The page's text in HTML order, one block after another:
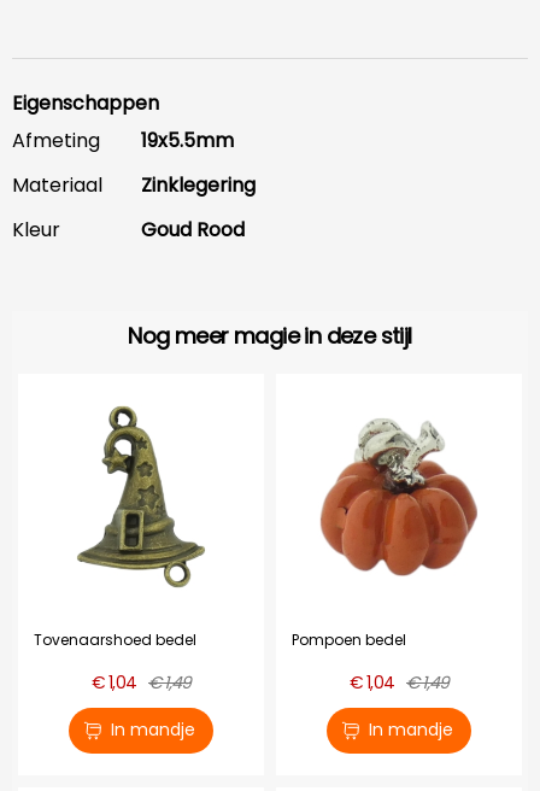
Eigenschappen
Afmeting
19x5.5mm
Materiaal
Zinklegering
Kleur
Goud Rood
Nog meer magie in deze stijl
Tovenaarshoed bedel
€ 1,04 € 1,49
In mandje
Pompoen bedel
€ 1,04 € 1,49
In mandje